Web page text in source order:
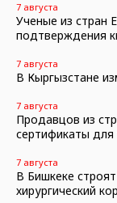
7 августа
Ученые из стран
подтверждения
7 августа
В Кыргызстане
7 августа
Продавцов из
сертификаты для
7 августа
В Бишкеке
хирургический